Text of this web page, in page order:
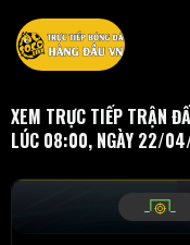
XEM TRỰC TIẾP TRẬN
LÚC 08:00, NGÀY 22/
_